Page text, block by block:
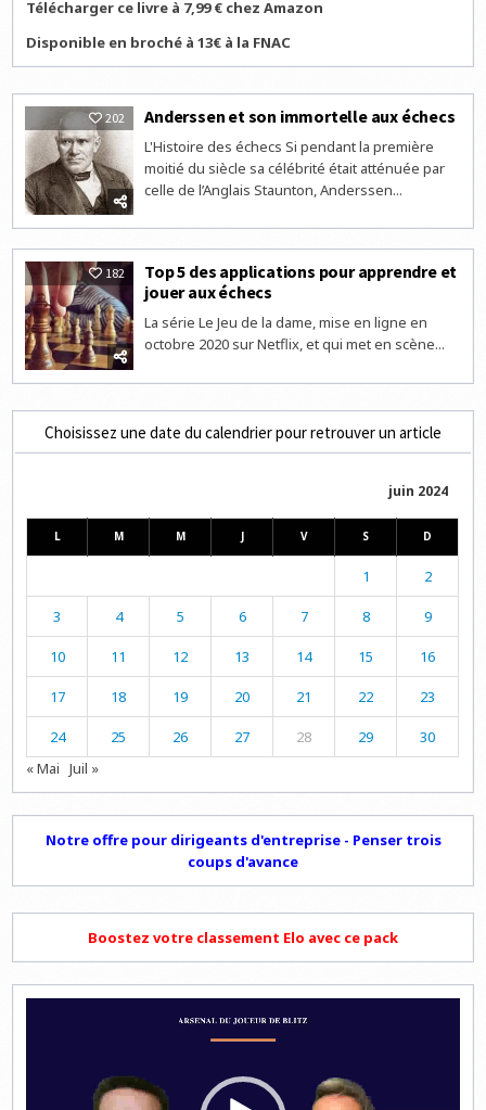
Télécharger ce livre à 7,99 € chez Amazon
Disponible en broché à 13€ à la FNAC
202 Anderssen et son immortelle aux échecs
L'Histoire des échecs Si pendant la première
moitié du siècle sa célébrité était atténuée par
celle de l’Anglais Staunton, Anderssen...
182
Top 5 des applications pour apprendre et
jouer aux échecs
La série Le Jeu de la dame, mise en ligne en
octobre 2020 sur Netflix, et qui met en scène...
Choisissez une date du calendrier pour retrouver un article
juin 2024
L M M J V S D
1 2
3 4 5 6 7 8 9
10 11 12 13 14 15 16
17 18 19 20 21 22 23
24 25 26 27 28 29
30
« Mai Juil »
Notre offre pour dirigeants d'entreprise - Penser trois
coups d'avance
Boostez votre classement Elo avec ce pack